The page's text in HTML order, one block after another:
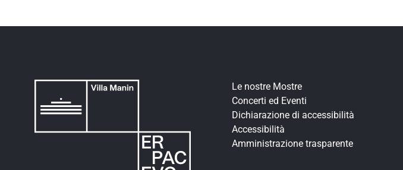
Le nostre Mostre
Concerti ed Eventi
Dichiarazione di accessibilità
Accessibilità
Amministrazione trasparente